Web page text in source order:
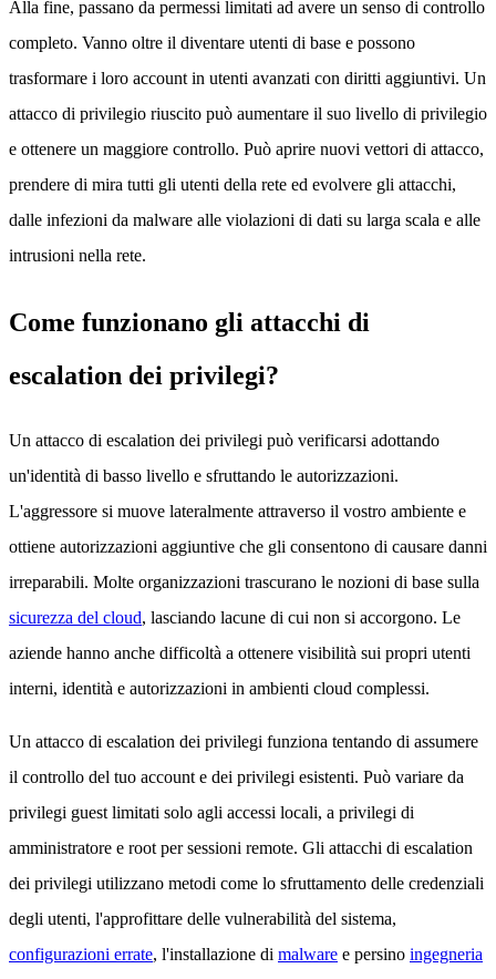
Alla fine, passano da permessi limitati ad avere un senso di controllo
completo. Vanno oltre il diventare utenti di base e possono
trasformare i loro account in utenti avanzati con diritti aggiuntivi. Un
attacco di privilegio riuscito può aumentare il suo livello di privilegio
e ottenere un maggiore controllo. Può aprire nuovi vettori di attacco,
prendere di mira tutti gli utenti della rete ed evolvere gli attacchi,
dalle infezioni da malware alle violazioni di dati su larga scala e alle
intrusioni nella rete.
Come funzionano gli attacchi di
escalation dei privilegi?
Un attacco di escalation dei privilegi può verificarsi adottando
un'identità di basso livello e sfruttando le autorizzazioni.
L'aggressore si muove lateralmente attraverso il vostro ambiente e
ottiene autorizzazioni aggiuntive che gli consentono di causare danni
irreparabili. Molte organizzazioni trascurano le nozioni di base sulla
sicurezza del cloud, lasciando lacune di cui non si accorgono. Le
aziende hanno anche difficoltà a ottenere visibilità sui propri utenti
interni, identità e autorizzazioni in ambienti cloud complessi.
Un attacco di escalation dei privilegi funziona tentando di assumere
il controllo del tuo account e dei privilegi esistenti. Può variare da
privilegi guest limitati solo agli accessi locali, a privilegi di
amministratore e root per sessioni remote. Gli attacchi di escalation
dei privilegi utilizzano metodi come lo sfruttamento delle credenziali
degli utenti, l'approfittare delle vulnerabilità del sistema,
configurazioni errate, l'installazione di malware e persino ingegneria